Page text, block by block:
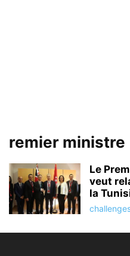
remier ministre
Le
veut
la